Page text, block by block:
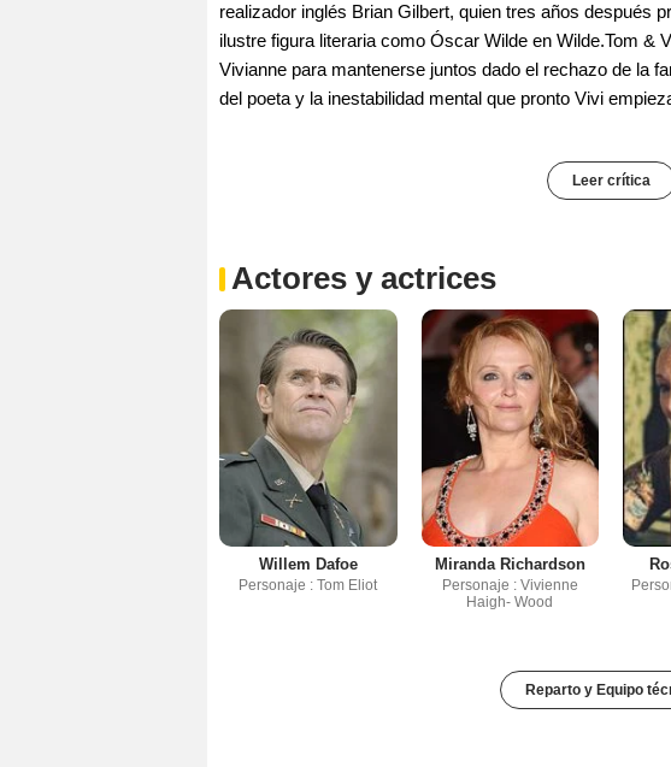
realizador inglés Brian Gilbert, quien tres años después
ilustre figura literaria como Óscar Wilde en Wilde.Tom &
Vivianne para mantenerse juntos dado el rechazo de la
del poeta y la inestabilidad mental que pronto Vivi
Leer crítica
Actores y actrices
Willem Dafoe
Personaje : Tom Eliot
Miranda Richardson
Personaje : Vivienne
Haigh- Wood
Reparto y Equipo